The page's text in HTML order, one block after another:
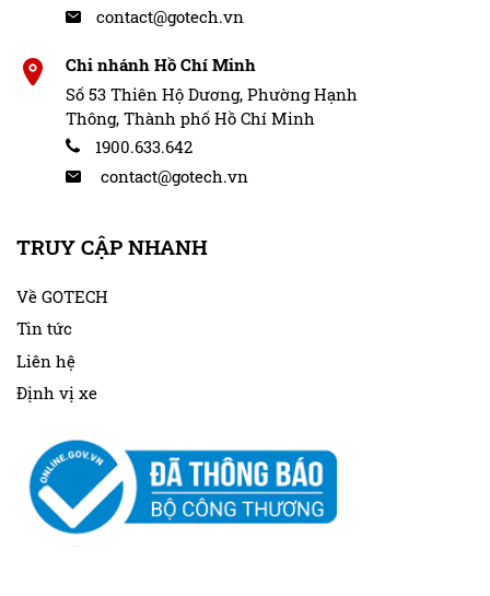
contact@gotech.vn
Chi nhánh Hồ Chí Minh
Số 53 Thiên Hộ Dương, Phường Hạnh
Thông, Thành phố Hồ Chí Minh
1900.633.642
contact@gotech.vn
TRUY CẬP NHANH
Về GOTECH
Tin tức
Liên hệ
Định vị xe